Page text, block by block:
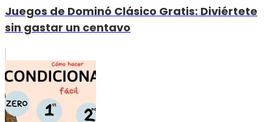
Juegos de Dominó Clásico Gratis: Diviértete
sin gastar un centavo